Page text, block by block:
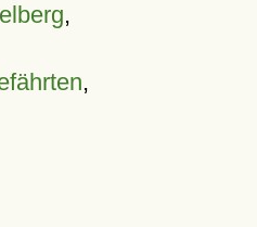
,
,